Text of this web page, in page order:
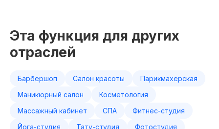
Эта функция для других
отраслей
Барбершоп Салон красоты
Парикмахерская
Маникюрный салон
Косметология
Массажный кабинет
СПА
Фитнес-студия
Йога-студия
Тату-студия Фотостудия